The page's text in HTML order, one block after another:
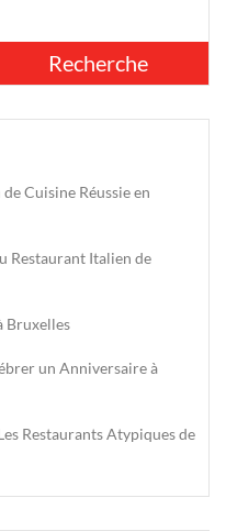
Recherche
Cuisine Réussie en
Restaurant Italien de
Bruxelles
un Anniversaire à
Restaurants Atypiques de